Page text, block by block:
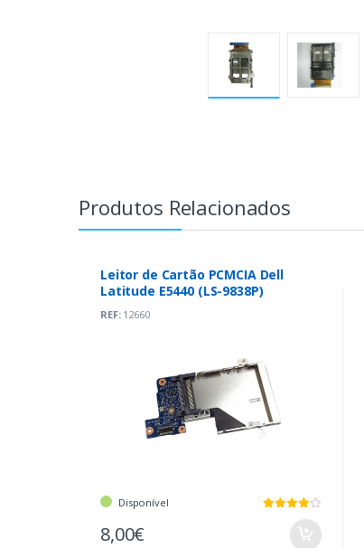
Produtos Relacionados
Leitor de Cartão PCMCIA Dell
Latitude E5440 (LS-9838P)
REF:12660
Disponível
8,00€